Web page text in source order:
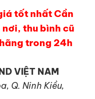
tốt nhất Cần
thu bình cũ
trong 24h
VIỆT NAM
Q. Ninh Kiều,